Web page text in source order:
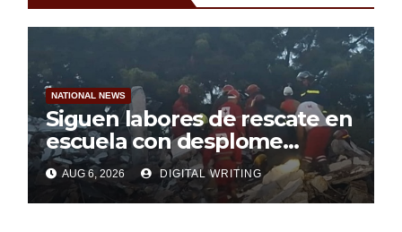
NATIONAL NEWS
Siguen labores de rescate en
escuela con desplome
parcial en Cuba
AUG 6, 2026 DIGITAL WRITING